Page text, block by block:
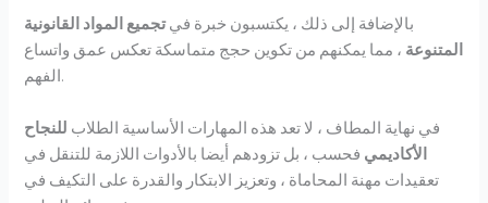
بالإضافة إلى ذلك ، يكتسبون خبرة فيتجميع المواد القانونية
المتنوعة ، مما يمكنهم من تكوين حجج متماسكة تعكس عمق واتساع
الفهم.
في نهاية المطاف ، لا تعد هذه المهارات الأساسية الطلاب للنجاح
الأكاديمي فحسب ، بل تزودهم أيضا بالأدوات اللازمة للتنقل في
تعقيدات مهنة المحاماة ، وتعزيز الابتكار والقدرة على التكيف في